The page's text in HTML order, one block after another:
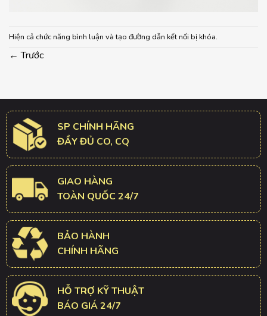
Hiện cả chức năng bình luận và tạo đường dẫn kết nối bị khóa.
← Trước
SP CHÍNH HÃNG
ĐẦY ĐỦ CO, CQ
GIAO HÀNG
TOÀN QUỐC 24/7
BẢO HÀNH
CHÍNH HÃNG
HỖ TRỢ KỸ THUẬT
BÁO GIÁ 24/7